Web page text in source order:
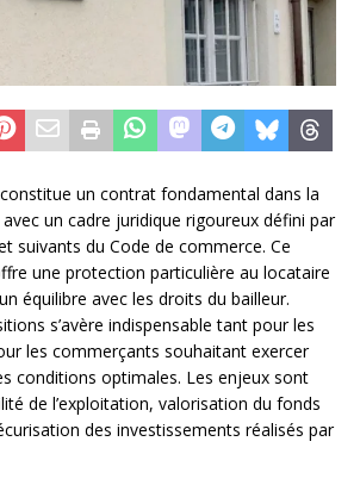
un contrat fondamental dans la
un cadre juridique rigoureux défini par
suivants du Code de commerce. Ce
une protection particulière au locataire
équilibre avec les droits du bailleur.
s’avère indispensable tant pour les
les commerçants souhaitant exercer
conditions optimales. Les enjeux sont
de l’exploitation, valorisation du fonds
des investissements réalisés par